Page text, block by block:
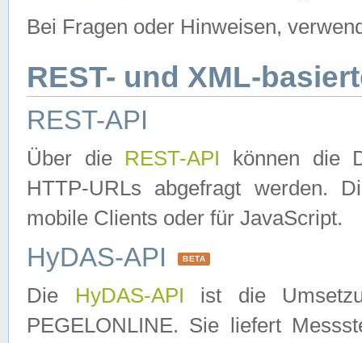
Bei Fragen oder Hinweisen,
REST- und XML-
REST-API
Über die REST-API können die
HTTP-URLs abgefragt werden.
mobile Clients oder für JavaScript.
HyDAS-API BETA
Die HyDAS-API ist die
PEGELONLINE. Sie liefert